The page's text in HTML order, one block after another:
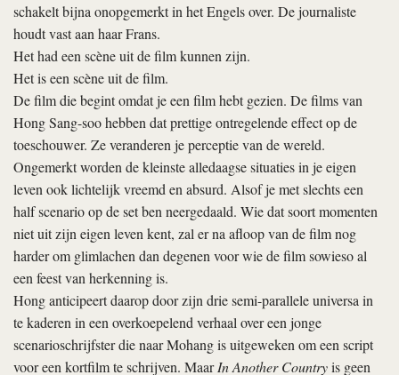
schakelt bijna onopgemerkt in het Engels over. De journaliste
houdt vast aan haar Frans.
Het had een scène uit de film kunnen zijn.
Het is een scène uit de film.
De film die begint omdat je een film hebt gezien. De films van
Hong Sang-soo hebben dat prettige ontregelende effect op de
toeschouwer. Ze veranderen je perceptie van de wereld.
Ongemerkt worden de kleinste alledaagse situaties in je eigen
leven ook lichtelijk vreemd en absurd. Alsof je met slechts een
half scenario op de set ben neergedaald. Wie dat soort momenten
niet uit zijn eigen leven kent, zal er na afloop van de film nog
harder om glimlachen dan degenen voor wie de film sowieso al
een feest van herkenning is.
Hong anticipeert daarop door zijn drie semi-parallele universa in
te kaderen in een overkoepelend verhaal over een jonge
scenarioschrijfster die naar Mohang is uitgeweken om een script
voor een kortfilm te schrijven. MaarIn Another Countryis geen